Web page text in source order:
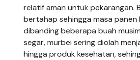
relatif aman untuk pekarangan.
bertahap sehingga masa panen
dibanding beberapa buah
segar, murbei sering diolah
hingga produk kesehatan,